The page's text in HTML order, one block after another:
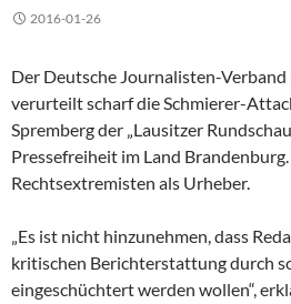
2016-01-26
Der Deutsche Journalisten-
verurteilt scharf die Schmierer-
Spremberg der „Lausitzer
Pressefreiheit im Land
Rechtsextremisten als Urheber.
„Es ist nicht hinzunehmen, dass
kritischen Berichterstattung durch
eingeschüchtert werden wollen“,